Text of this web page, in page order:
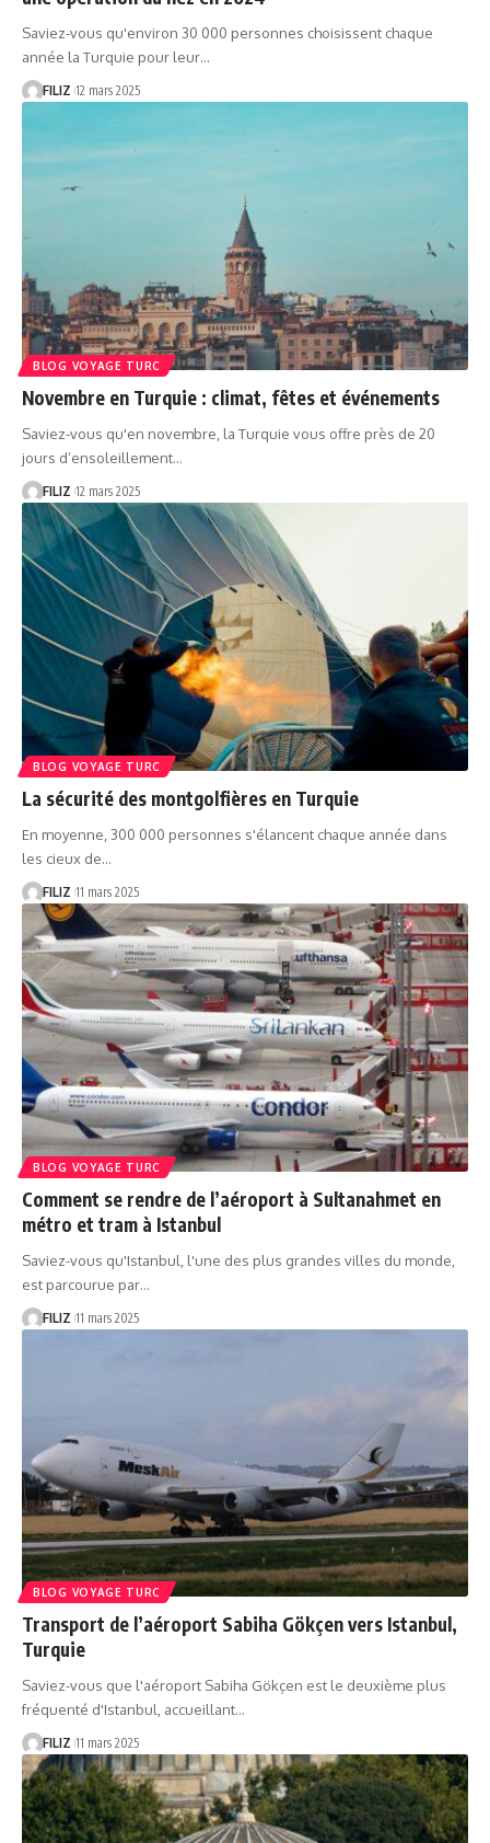
Saviez-vous qu'environ 30 000 personnes choisissent chaque
année la Turquie pour leur…
FILIZ 12 mars 2025
BLOG VOYAGE TURC
Novembre en Turquie : climat, fêtes et événements
Saviez-vous qu'en novembre, la Turquie vous offre près de 20
jours d’ensoleillement…
FILIZ 12 mars 2025
BLOG VOYAGE TURC
La sécurité des montgolfières en Turquie
En moyenne, 300 000 personnes s'élancent chaque année dans
les cieux de…
FILIZ 11 mars 2025
BLOG VOYAGE TURC
Comment se rendre de l’aéroport à Sultanahmet en
métro et tram à Istanbul
Saviez-vous qu'Istanbul, l'une des plus grandes villes du monde,
est parcourue par…
FILIZ 11 mars 2025
BLOG VOYAGE TURC
Transport de l’aéroport Sabiha Gökçen vers Istanbul,
Turquie
Saviez-vous que l'aéroport Sabiha Gökçen est le deuxième plus
fréquenté d'Istanbul, accueillant…
FILIZ 11 mars 2025